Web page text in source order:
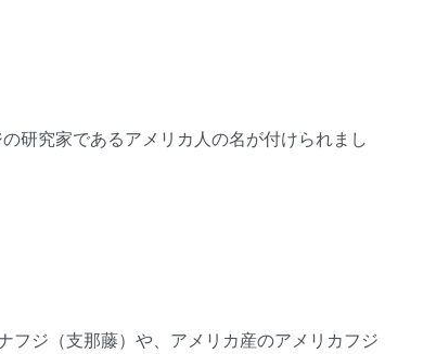
研究家であるアメリカ人の名が付けられまし
フジ（支那藤）や、アメリカ産のアメリカフジ